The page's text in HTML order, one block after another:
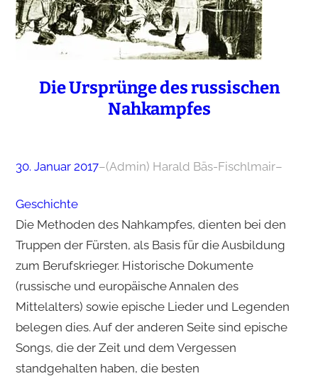
Die Ursprünge des russischen
Nahkampfes
30. Januar 2017–(Admin) Harald Bäs-Fischlmair–
Geschichte
Die Methoden des Nahkampfes, dienten bei den
Truppen der Fürsten, als Basis für die Ausbildung
zum Berufskrieger. Historische Dokumente
(russische und europäische Annalen des
Mittelalters) sowie epische Lieder und Legenden
belegen dies. Auf der anderen Seite sind epische
Songs, die der Zeit und dem Vergessen
standgehalten haben, die besten